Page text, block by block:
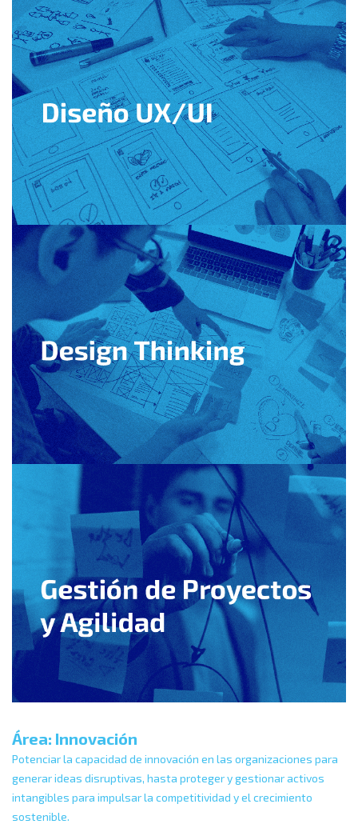
Área: Innovación
Potenciar la capacidad de innovación en las organizaciones para
generar ideas disruptivas, hasta proteger y gestionar activos
intangibles para impulsar la competitividad y el crecimiento
sostenible.